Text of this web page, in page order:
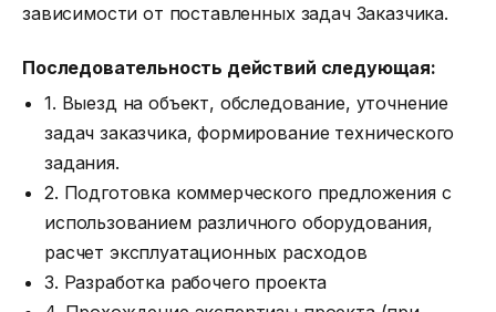
зависимости от поставленных задач Заказчика.
Последовательность действий следующая:
1. Выезд на объект, обследование, уточнение
задач заказчика, формирование технического
задания.
2. Подготовка коммерческого предложения с
использованием различного оборудования,
расчет эксплуатационных расходов
3. Разработка рабочего проекта